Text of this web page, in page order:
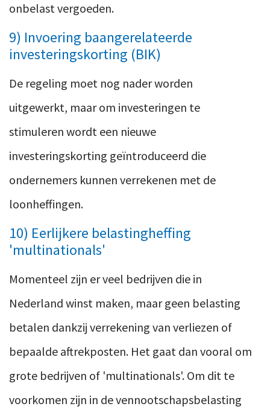
onbelast vergoeden.
9) Invoering baangerelateerde
investeringskorting (BIK)
De regeling moet nog nader worden
uitgewerkt, maar om investeringen te
stimuleren wordt een nieuwe
investeringskorting geïntroduceerd die
ondernemers kunnen verrekenen met de
loonheffingen.
10) Eerlijkere belastingheffing
'multinationals'
Momenteel zijn er veel bedrijven die in
Nederland winst maken, maar geen belasting
betalen dankzij verrekening van verliezen of
bepaalde aftrekposten. Het gaat dan vooral om
grote bedrijven of 'multinationals'. Om dit te
voorkomen zijn in de vennootschapsbelasting